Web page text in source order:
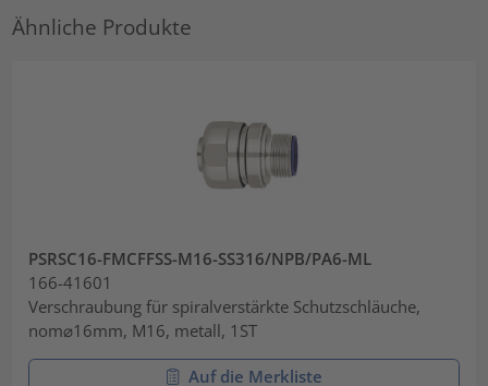
Ähnliche Produkte
PSRSC16-FMCFFSS-M16-SS316/NPB/PA6-ML
166-41601
Verschraubung für spiralverstärkte Schutzschläuche,
nom⌀16mm, M16, metall, 1ST
Auf die Merkliste